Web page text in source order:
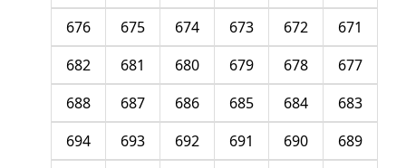
671
672
673
674
675
676
677
678
679
680
681
682
683
684
685
686
687
688
689
690
691
692
693
694